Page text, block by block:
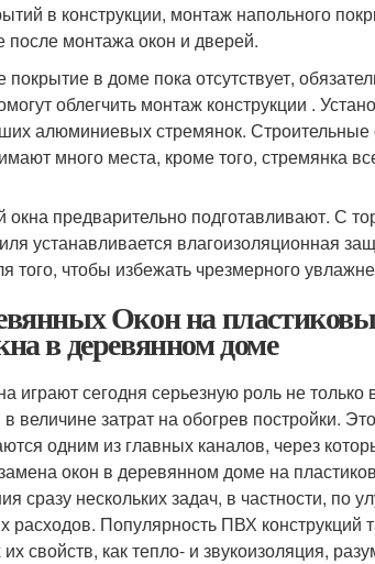
в конструкции, монтаж напольного
после монтажа окон и дверей.
покрытие в доме пока отсутствует,
облегчить монтаж конструкции .
алюминиевых стремянок. Строительные
много места, кроме того, стремянка
окна предварительно подготавливают. С
устанавливается влагоизоляционная
того, чтобы избежать чрезмерного
Окон на
в деревянном доме
играют сегодня серьезную роль не
величине затрат на обогрев постройки.
одним из главных каналов, через
окон в деревянном доме на
сразу нескольких задач, в частности,
расходов. Популярность ПВХ
свойств, как тепло- и звукоизоляция,